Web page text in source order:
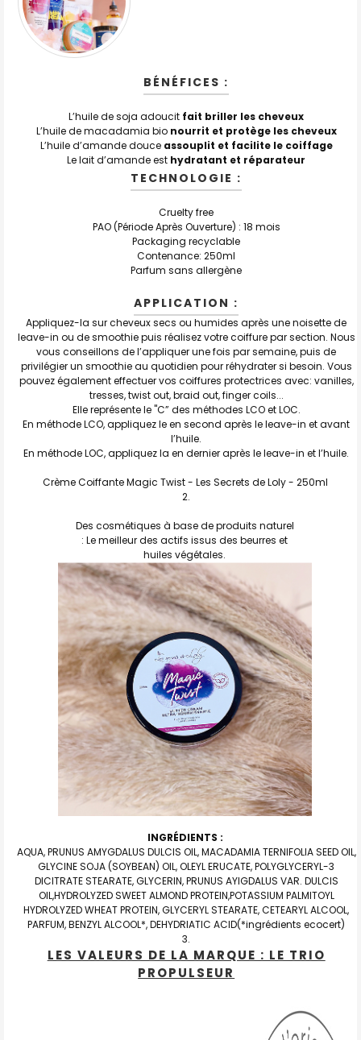
BÉNÉFICES :
L’huile de soja adoucit fait briller les cheveux
L’huile de macadamia bio nourrit et protège les cheveux
L’huile d’amande douceassouplit et facilite le coiffage
Le lait d’amande est hydratant et réparateur
TECHNOLOGIE :
Cruelty free
PAO (Période Après Ouverture) : 18 mois
Packaging recyclable
Contenance: 250ml
Parfum sans allergène
APPLICATION :
Appliquez-la sur cheveux secs ou humides après une noisette de
leave-in ou de smoothie puis réalisez votre coiffure par section. Nous
vous conseillons de l’appliquer une fois par semaine, puis de
privilégier un smoothie au quotidien pour réhydrater si besoin. Vous
pouvez également effectuer vos coiffures protectrices avec: vanilles,
tresses, twist out, braid out, finger coils...
Elle représente le "C” des méthodes LCO et LOC.
En méthode LCO, appliquez le en second après le leave-in et avant
l’huile.
En méthode LOC, appliquez la en dernier après le leave-in et l’huile.
Crème Coiffante Magic Twist - Les Secrets de Loly - 250ml
Des cosmétiques à base de produits naturel
: Le meilleur des actifs issus des beurres et
huiles végétales.
INGRÉDIENTS :
AQUA, PRUNUS AMYGDALUS DULCIS OIL, MACADAMIA TERNIFOLIA SEED OIL,
GLYCINE SOJA (SOYBEAN) OIL, OLEYL ERUCATE, POLYGLYCERYL-3
DICITRATE STEARATE, GLYCERIN, PRUNUS AYIGDALUS VAR. DULCIS
OIL,HYDROLYZED SWEET ALMOND PROTEIN,POTASSIUM PALMITOYL
HYDROLYZED WHEAT PROTEIN, GLYCERYL STEARATE, CETEARYL ALCOOL,
PARFUM, BENZYL ALCOOL*, DEHYDRIATIC ACID(*ingrédients ecocert)
LES VALEURS DE LA MARQUE : LE TRIO
PROPULSEUR